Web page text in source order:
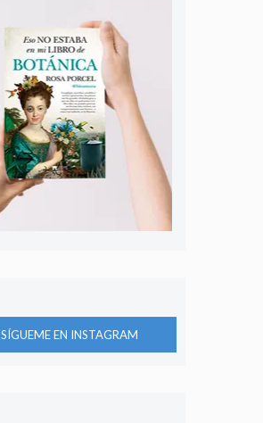
SÍGUEME EN INSTAGRAM